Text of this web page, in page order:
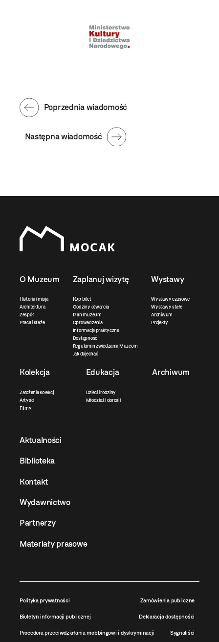
Następna wiadomość
Poprzednia wiadomość
O Muzeum
Historia i misja
Architektura
Zespół
Praca i staże
Zaplanuj wizytę
Kup bilet
Godziny otwarcia
Plan muzeum
Oprowadzenia
Informacje praktyczne
Dostępność
Regulamin zwiedzania Muzeum
Jak dojechać
Wystawy
Wystawy czasowe
Wystawy stałe
Archiwum
Projekty
Kolekcja
Założenia kolekcji
Artyści
Filmy
Edukacja
Dzieci i rodziny
Młodzież i dorośli
Archiwum
Aktualności
Biblioteka
Kontakt
Wydawnictwo
Partnerzy
Materiały prasowe
Polityka prywatności Zamówienia publiczne
Biuletyn informacji publicznej Deklaracja dostępności
Procedura przeciwdziałania mobbingowi i dyskryminacji Sygnaliści